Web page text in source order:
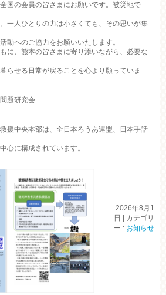
国の会員の皆さまにお願いです。被災地で
一人ひとりの力は小さくても、その思いが集
動へのご協力をお願いいたします。
に、熊本の皆さまに寄り添いながら、必要な
らせる日常が戻ることを心より願っていま
題研究会
援中央本部は、全日本ろうあ連盟、日本手話
心に構成されています。
2026年8月1
日
カテゴリ
ー : お知らせ